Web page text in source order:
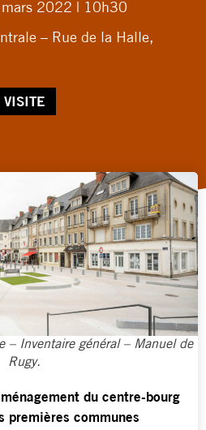
2022 | 10h30
– Rue de la Halle,
VISITE
– Inventaire général – Manuel de
Rugy.
du centre-bourg
premières communes